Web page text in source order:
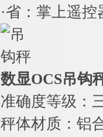
·省：掌上遥
数显OCS吊钩
准确度等级：
秤体材质：铝